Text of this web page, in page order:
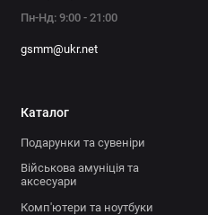
Пн-Нд: 9:00 - 21:00
gsmm@ukr.net
Каталог
Подарунки та сувеніри
Військова амуніція та
аксесуари
Комп'ютери та ноутбуки